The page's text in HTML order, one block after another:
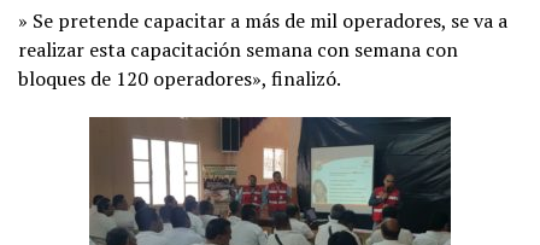
» Se pretende capacitar a más de mil operadores, se va a
realizar esta capacitación semana con semana con
bloques de 120 operadores», finalizó.